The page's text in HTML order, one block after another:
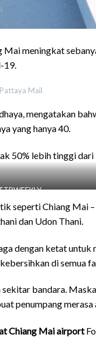
meningkat
19.
Mail
mengatakan
yang hanya 40.
50% lebih tinggi
seperti Chiang Mai
dan Udon Thani.
dengan ketat untuk
di semua
bandara.
penumpang merasa
Chiang Mai airport